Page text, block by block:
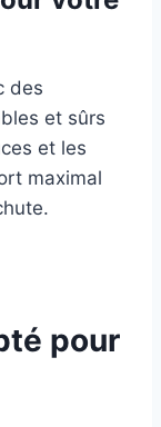
des
et sûrs
et les
maximal
pour